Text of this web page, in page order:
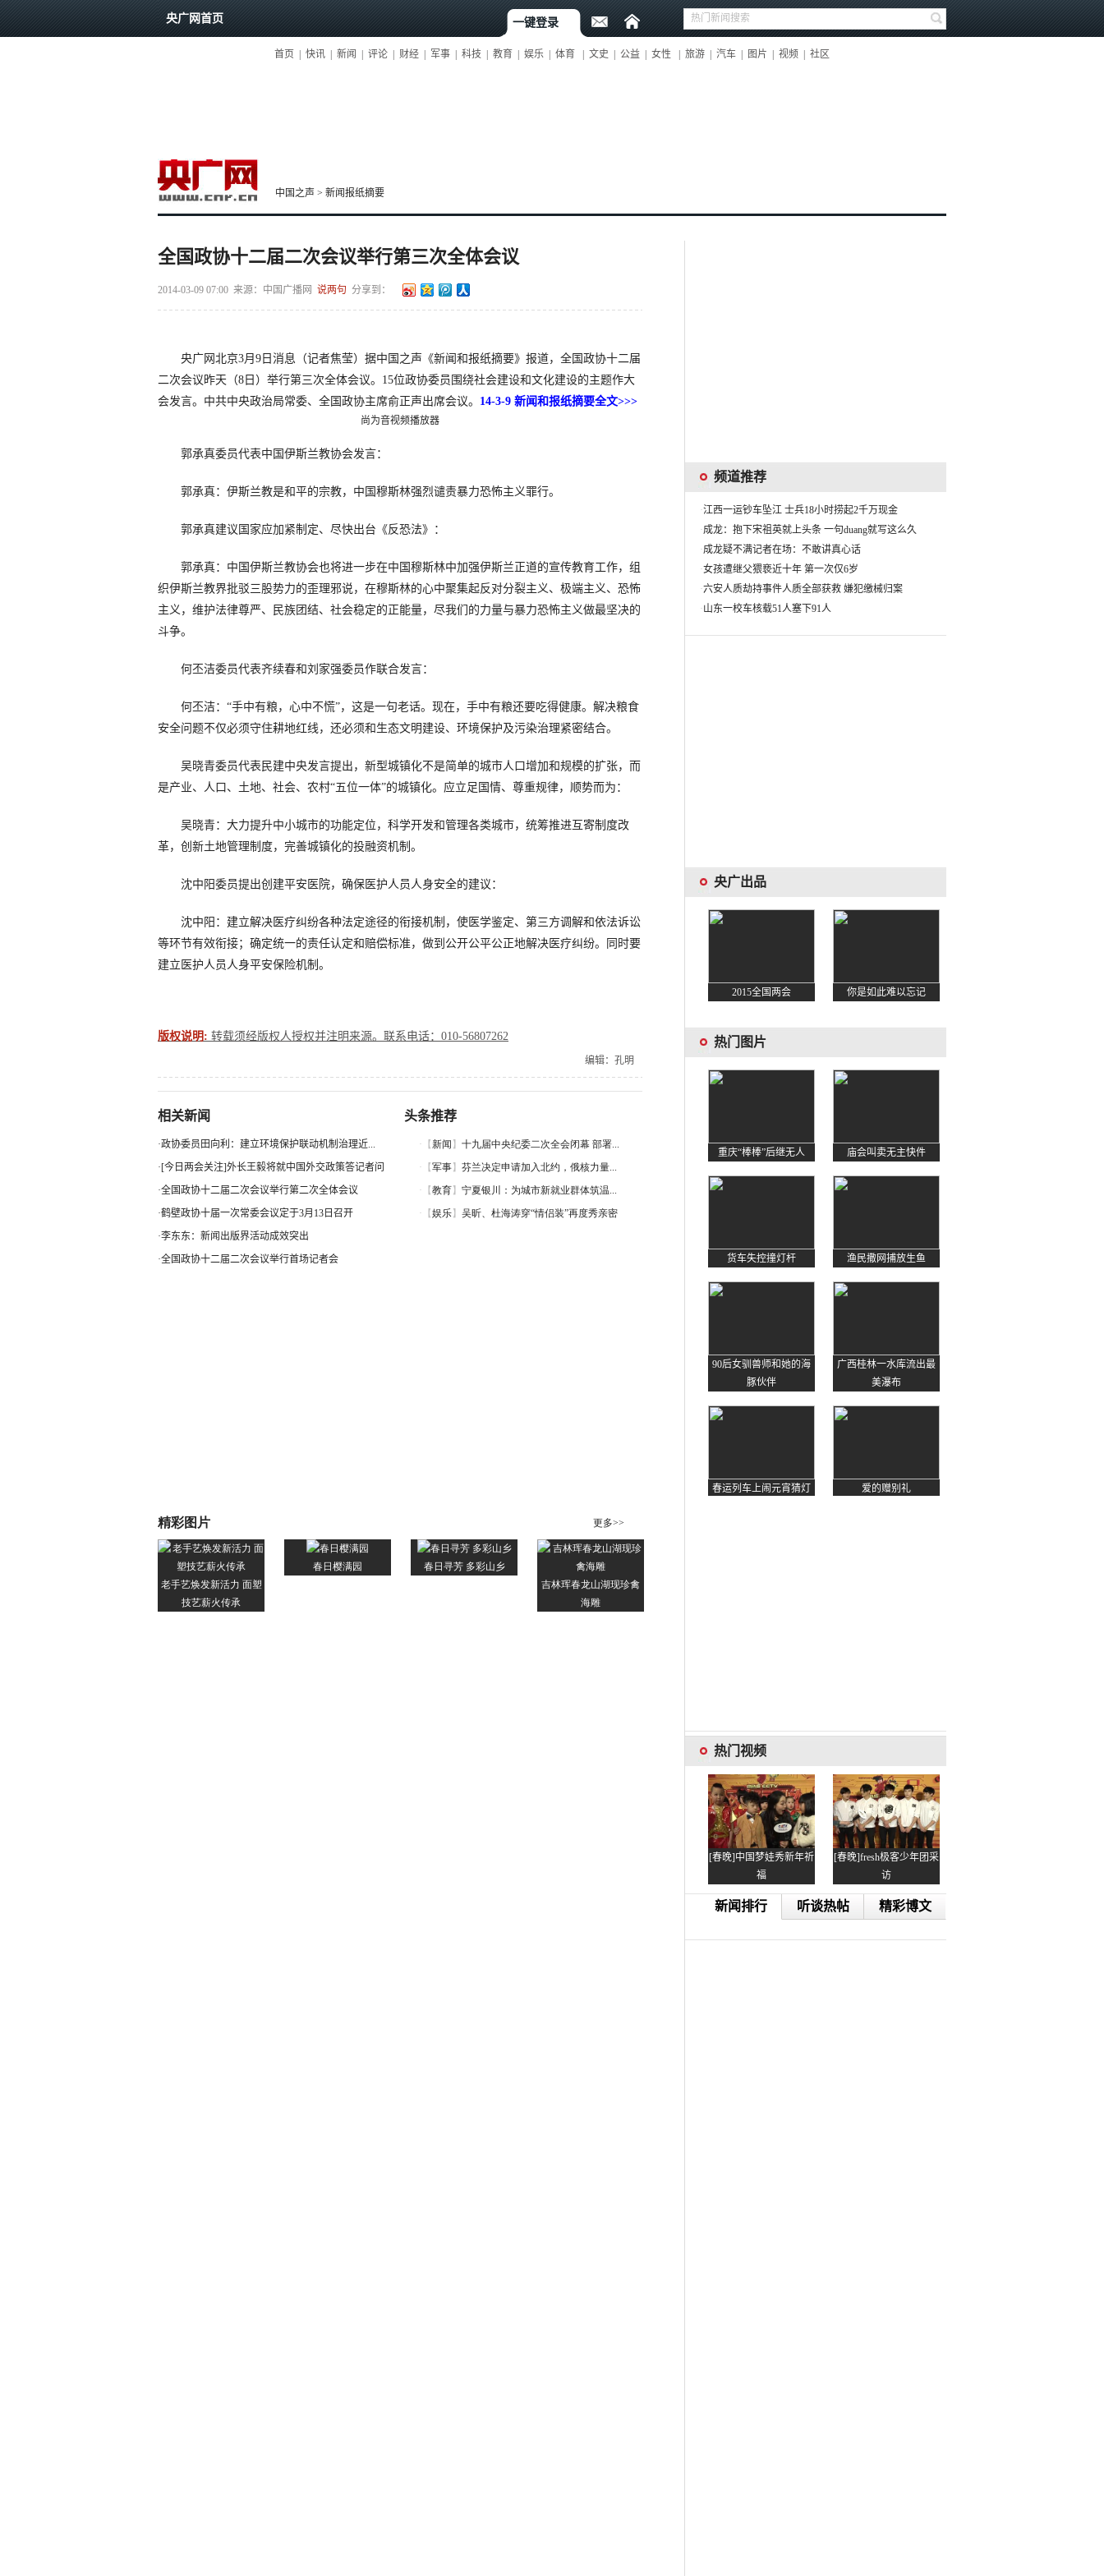
央广网首页 一键登录
首页 快讯 新闻 评论 财经 军事 科技 教育 娱乐 体育 文史 公益 女性 旅游 汽车 图片 视频 社区
中国之声 > 新闻报纸摘要
全国政协十二届二次会议举行第三次全体会议
2014-03-09 07:00 来源：中国广播网 说两句 分享到：
央广网北京3月9日消息（记者焦莹）据中国之声《新闻和报纸摘要》报道，全国政协十二届
二次会议昨天（8日）举行第三次全体会议。15位政协委员围绕社会建设和文化建设的主题作大
会发言。中共中央政治局常委、全国政协主席俞正声出席会议。 14-3-9 新闻和报纸摘要全文>>>
尚为音视频播放器
郭承真委员代表中国伊斯兰教协会发言：
郭承真：伊斯兰教是和平的宗教，中国穆斯林强烈谴责暴力恐怖主义罪行。
郭承真建议国家应加紧制定、尽快出台《反恐法》：
郭承真：中国伊斯兰教协会也将进一步在中国穆斯林中加强伊斯兰正道的宣传教育工作，组
织伊斯兰教界批驳三股势力的歪理邪说，在穆斯林的心中聚集起反对分裂主义、极端主义、恐怖
主义，维护法律尊严、民族团结、社会稳定的正能量，尽我们的力量与暴力恐怖主义做最坚决的
斗争。
何丕洁委员代表齐续春和刘家强委员作联合发言：
何丕洁：“手中有粮，心中不慌”，这是一句老话。现在，手中有粮还要吃得健康。解决粮食
安全问题不仅必须守住耕地红线，还必须和生态文明建设、环境保护及污染治理紧密结合。
吴晓青委员代表民建中央发言提出，新型城镇化不是简单的城市人口增加和规模的扩张，而
是产业、人口、土地、社会、农村“五位一体”的城镇化。应立足国情、尊重规律，顺势而为：
吴晓青：大力提升中小城市的功能定位，科学开发和管理各类城市，统筹推进互寄制度改
革，创新土地管理制度，完善城镇化的投融资机制。
沈中阳委员提出创建平安医院，确保医护人员人身安全的建议：
沈中阳：建立解决医疗纠纷各种法定途径的衔接机制，使医学鉴定、第三方调解和依法诉讼
等环节有效衔接；确定统一的责任认定和赔偿标准，做到公开公平公正地解决医疗纠纷。同时要
建立医护人员人身平安保险机制。
版权说明: 转载须经版权人授权并注明来源。联系电话：010-56807262
编辑：孔明
相关新闻
·政协委员田向利：建立环境保护联动机制治理近...
·[今日两会关注]外长王毅将就中国外交政策答记者问
·全国政协十二届二次会议举行第二次全体会议
·鹤壁政协十届一次常委会议定于3月13日召开
·李东东：新闻出版界活动成效突出
·全国政协十二届二次会议举行首场记者会
头条推荐